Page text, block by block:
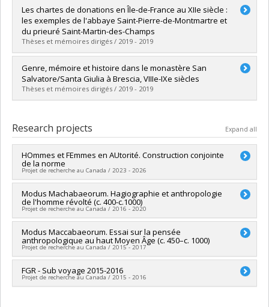
Graduate : Bellerose-Blais, Gabriel
Cycle :Master's
Grade :M.A.
Lien vers le document dans Papyrus
Les chartes de donations en Île-de-France au XIIe siècle :
les exemples de l'abbaye Saint-Pierre-de-Montmartre et
du prieuré Saint-Martin-des-Champs
Thèses et mémoires dirigés / 2019 - 2019
Graduate :Lavoie, Alex
Cycle :Master's
Grade :M.A.
Lien vers le document dans Papyrus
Genre, mémoire et histoire dans le monastère San
Salvatore/Santa Giulia à Brescia, VIIIe-IXe siècles
Thèses et mémoires dirigés / 2019 - 2019
Cycle :Master's
Grade :M.A.
Lien vers le document dans Papyrus
Research projects Expand all
HOmmes et FEmmes en AUtorité. Construction conjointe
de la norme
Projet de recherche au Canada / 2023 - 2026
Lead researcher :Gordon Blennemann
Co-researchers : Pascal Bastien,
Funding sources:
Grant programs:PVXXXXXX-(FQ) Programme Samuel-De
Champlain (volet Recherche)
Modus Machabaeorum. Hagiographie et anthropologie
de l'homme révolté (c. 400-c.1000)
Projet de recherche au Canada / 2016 - 2020
Lead researcher :Gordon Blennemann
Funding sources: FRQSC/Fonds de recherche du Québec -
Société et culture (FQRSC)
PV113813-(NP) Soutien à la recherche pour la
relève professorale
Modus Maccabaeorum. Essai sur la pensée
anthropologique au haut Moyen Âge (c. 450–c. 1000)
Projet de recherche au Canada / 2015 - 2017
Lead researcher : Gordon Blennemann
Funding sources: CRSH/Conseil de recherches en sciences
FGR - Sub voyage 2015-2016
Projet de recherche au Canada / 2015 - 2016